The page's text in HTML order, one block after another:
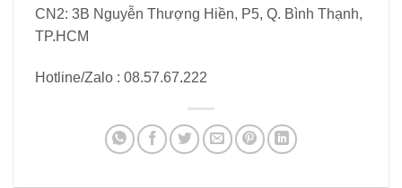
CN2: 3B Nguyễn Thượng Hiền, P5, Q. Bình Thạnh,
TP.HCM
Hotline/Zalo : 08.57.67.222